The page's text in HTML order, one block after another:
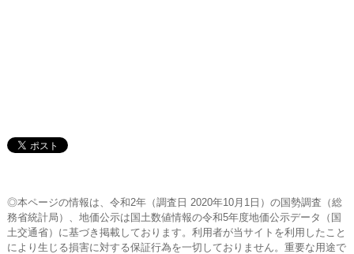
◎本ページの情報は、令和2年（調査日 2020年10月1日）の国勢調査（総
務省統計局）、地価公示は国土数値情報の令和5年度地価公示データ（国
土交通省）に基づき掲載しております。利用者が当サイトを利用したこと
により生じる損害に対する保証行為を一切しておりません。重要な用途で